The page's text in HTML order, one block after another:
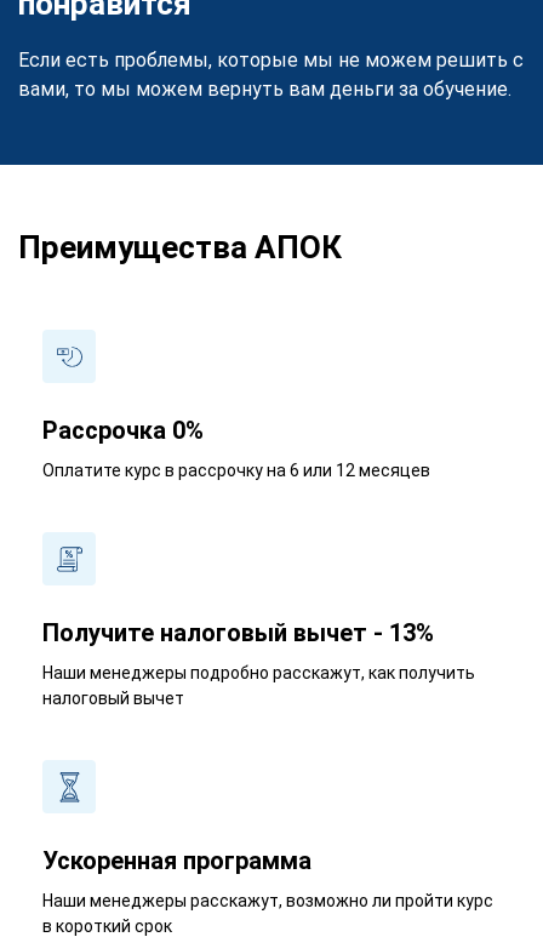
Если есть проблемы, которые мы не можем решить с
вами, то мы можем вернуть вам деньги за обучение.
Преимущества АПОК
Рассрочка 0%
Оплатите курс в рассрочку на 6 или 12 месяцев
Получите налоговый вычет - 13%
Наши менеджеры подробно расскажут, как получить
налоговый вычет
Ускоренная программа
Наши менеджеры расскажут, возможно ли пройти курс
в короткий срок